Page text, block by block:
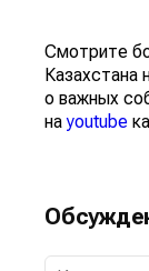
Смотрите
Казахстана
о важных
наyoutube